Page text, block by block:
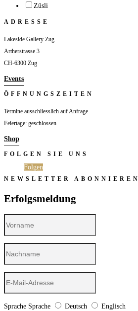
Züsli
ADRESSE
Lakeside Gallery Zug
Artherstrasse 3
CH-6300 Zug
Events
ÖFFNUNGSZEITEN
Termine ausschliesslich auf Anfrage
Feiertage: geschlossen
Shop
FOLGEN SIE UNS
Folgen
NEWSLETTER ABONNIEREN
Erfolgsmeldung
Sprache Sprache Deutsch Englisch